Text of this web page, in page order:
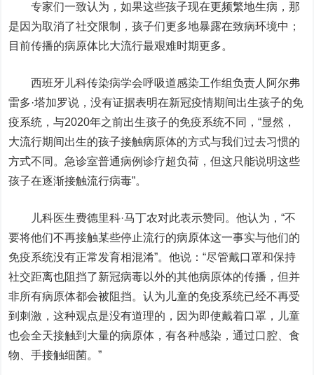
专家们一致认为，如果这些孩子现在更频繁地生病，那
是因为取消了社交限制，孩子们更多地暴露在致病环境中；
目前传播的病原体比大流行最艰难时期更多。
西班牙儿科传染病学会呼吸道感染工作组负责人阿尔弗
雷多·塔加罗说，没有证据表明在新冠疫情期间出生孩子的免
疫系统，与2020年之前出生孩子的免疫系统不同，“显然，
大流行期间出生的孩子接触病原体的方式与我们过去习惯的
方式不同。急诊室普通病例诊疗超负荷，但这只能说明这些
孩子在逐渐接触流行病毒”。
儿科医生费德里科·马丁农对此表示赞同。他认为，“不
要将他们不再接触某些停止流行的病原体这一事实与他们的
免疫系统没有正常发育相混淆”。他说：“尽管戴口罩和保持
社交距离也阻挡了新冠病毒以外的其他病原体的传播，但并
非所有病原体都会被阻挡。认为儿童的免疫系统已经不再受
到刺激，这种观点是没有道理的，因为即使戴着口罩，儿童
也会全天接触到大量的病原体，有各种感染，通过口腔、食
物、手接触细菌。”